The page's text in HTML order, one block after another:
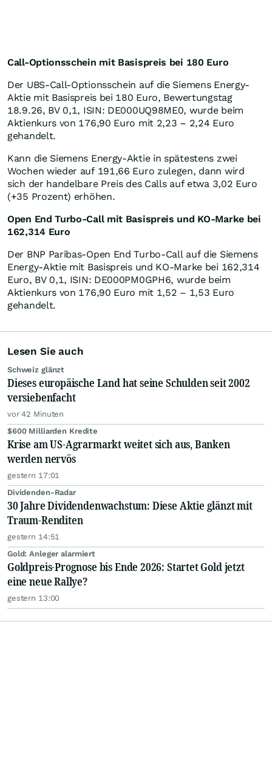
Call-Optionsschein mit Basispreis bei 180 Euro
Der UBS-Call-Optionsschein auf die Siemens Energy-
Aktie mit Basispreis bei 180 Euro, Bewertungstag
18.9.26, BV 0,1, ISIN: DE000UQ98ME0, wurde beim
Aktienkurs von 176,90 Euro mit 2,23 – 2,24 Euro
gehandelt.
Kann die Siemens Energy-Aktie in spätestens zwei
Wochen wieder auf 191,66 Euro zulegen, dann wird
sich der handelbare Preis des Calls auf etwa 3,02 Euro
(+35 Prozent) erhöhen.
Open End Turbo-Call mit Basispreis und KO-Marke bei
162,314 Euro
Der BNP Paribas-Open End Turbo-Call auf die Siemens
Energy-Aktie mit Basispreis und KO-Marke bei 162,314
Euro, BV 0,1, ISIN: DE000PM0GPH6, wurde beim
Aktienkurs von 176,90 Euro mit 1,52 – 1,53 Euro
gehandelt.
Lesen Sie auch
Schweiz glänzt
Dieses europäische Land hat seine Schulden seit 2002
versiebenfacht
vor 42 Minuten
$600 Milliarden Kredite
Krise am US-Agrarmarkt weitet sich aus, Banken
werden nervös
gestern 17:01
Dividenden-Radar
30 Jahre Dividendenwachstum: Diese Aktie glänzt mit
Traum-Renditen
gestern 14:51
Gold: Anleger alarmiert
Goldpreis-Prognose bis Ende 2026: Startet Gold jetzt
eine neue Rallye?
gestern 13:00